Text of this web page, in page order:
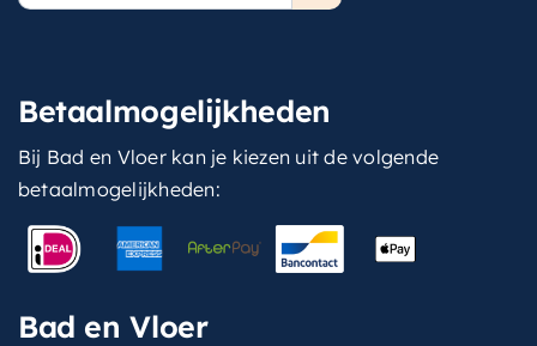
Betaalmogelijkheden
Bij Bad en Vloer kan je kiezen uit de volgende
betaalmogelijkheden:
Bad en Vloer